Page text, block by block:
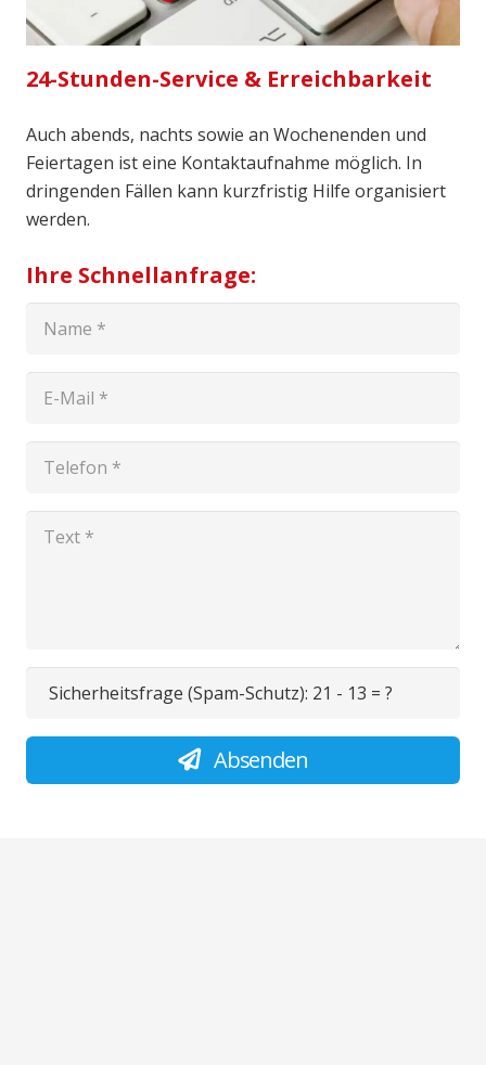
24-Stunden-Service & Erreichbarkeit
Auch abends, nachts sowie an Wochenenden und
Feiertagen ist eine Kontaktaufnahme möglich. In
dringenden Fällen kann kurzfristig Hilfe organisiert
werden.
Ihre Schnellanfrage:
Sicherheitsfrage (Spam-Schutz): 21 - 13 = ?
Absenden